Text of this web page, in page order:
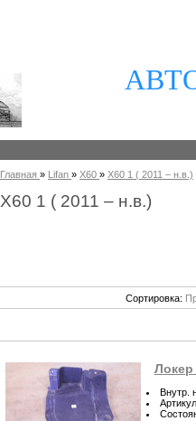
Главная » Lifan » X60 » X60 1 ( 2011 – н.в.)
X60 1 ( 2011 – н.в.)
Сортировка:
Локер
Внутр.
Артикул